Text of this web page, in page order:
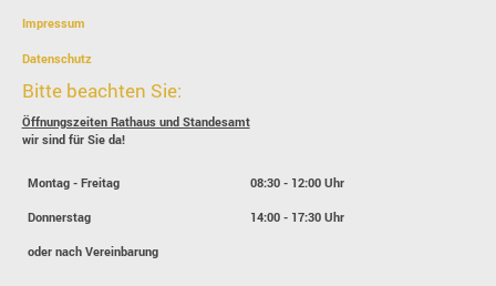
Impressum
Datenschutz
Bitte beachten Sie:
Öffnungszeiten Rathaus und Standesamt
wir sind für Sie da!
Montag - Freitag 08:30 - 12:00 Uhr
Donnerstag 14:00 - 17:30 Uhr
oder nach Vereinbarung